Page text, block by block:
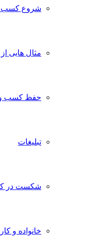
شروع کسب
مثال هایی
حفظ کسب و
تبلیغات
شکست در
خانواده و کار